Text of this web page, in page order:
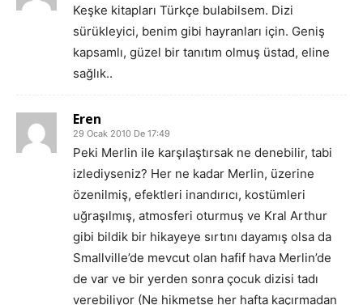
Keşke kitapları Türkçe bulabilsem. Dizi
sürükleyici, benim gibi hayranları için. Geniş
kapsamlı, güzel bir tanıtım olmuş üstad, eline
sağlık..
Eren
29 Ocak 2010 De 17:49
Peki Merlin ile karşılaştırsak ne denebilir, tabi
izlediyseniz? Her ne kadar Merlin, üzerine
özenilmiş, efektleri inandırıcı, kostümleri
uğraşılmış, atmosferi oturmuş ve Kral Arthur
gibi bildik bir hikayeye sırtını dayamış olsa da
Smallville’de mevcut olan hafif hava Merlin’de
de var ve bir yerden sonra çocuk dizisi tadı
verebiliyor (Ne hikmetse her hafta kaçırmadan